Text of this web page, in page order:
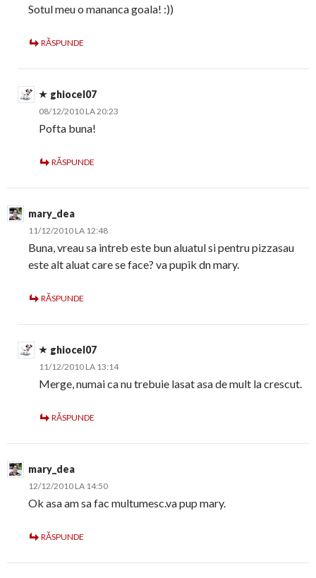
Sotul meu o mananca goala! :))
RĂSPUNDE
ghiocel07
08/12/2010 LA 20:23
Pofta buna!
RĂSPUNDE
mary_dea
11/12/2010 LA 12:48
Buna, vreau sa intreb este bun aluatul si pentru pizzasau
este alt aluat care se face? va pupik dn mary.
RĂSPUNDE
ghiocel07
11/12/2010 LA 13:14
Merge, numai ca nu trebuie lasat asa de mult la crescut.
RĂSPUNDE
mary_dea
12/12/2010 LA 14:50
Ok asa am sa fac multumesc.va pup mary.
RĂSPUNDE